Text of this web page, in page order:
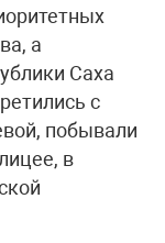
а
Саха
с
побывали
в